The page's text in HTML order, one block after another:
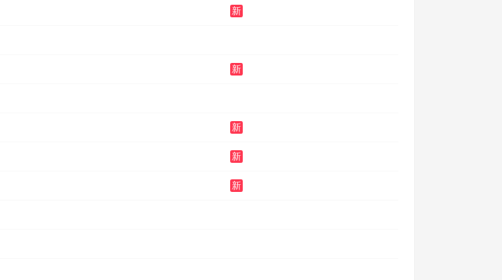
新
新
新
新
新